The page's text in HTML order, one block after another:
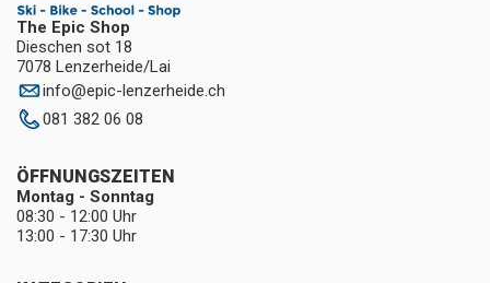
The Epic Shop
Dieschen sot 18
7078 Lenzerheide/Lai
info@epic-lenzerheide.ch
081 382 06 08
ÖFFNUNGSZEITEN
Montag - Sonntag
08:30 - 12:00 Uhr
13:00 - 17:30 Uhr